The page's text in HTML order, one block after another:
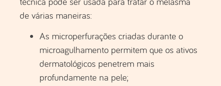
A combinação de microagulhamento com
ativos dermatológicos ajuda a reduzir a
concentração de pigmento escuro nas
áreas afetadas pelo melasma, levando a
uma pigmentação mais uniforme.